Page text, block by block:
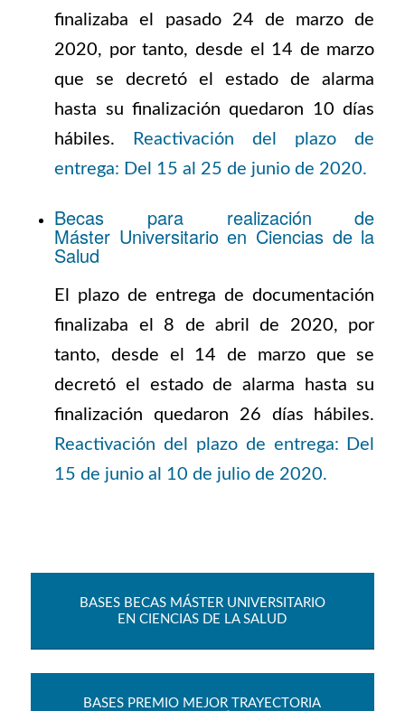
finalizaba el pasado 24 de marzo de
2020, por tanto, desde el 14 de marzo
que se decretó el estado de alarma
hasta su finalización quedaron 10 días
hábiles.
Reactivación del plazo de
entrega: Del 15 al 25 de junio de 2020.
Becas para realización de
Máster Universitario en Ciencias de la
Salud
El plazo de entrega de documentación
finalizaba el 8 de abril de 2020, por
tanto, desde el 14 de marzo que se
decretó el estado de alarma hasta su
finalización quedaron 26 días hábiles.
Reactivación del plazo de entrega: Del
15 de junio al 10 de julio de 2020.
BASES BECAS MÁSTER UNIVERSITARIO
EN CIENCIAS DE LA SALUD
BASES PREMIO MEJOR TRAYECTORIA